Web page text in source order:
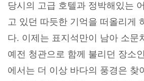
당시의 고급 호텔과 정박해있는
고 있던 따듯한 기억을 떠올리게
다. 이제는 표지석만이 남아 소문
예전 청관으로 함께 불리던 장소
에서는 더 이상 바다의 풍경은 찾